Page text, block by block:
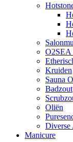
O2SEA
Kruiden
Sauna
Badzout
Oliën
Diverse
Manicure